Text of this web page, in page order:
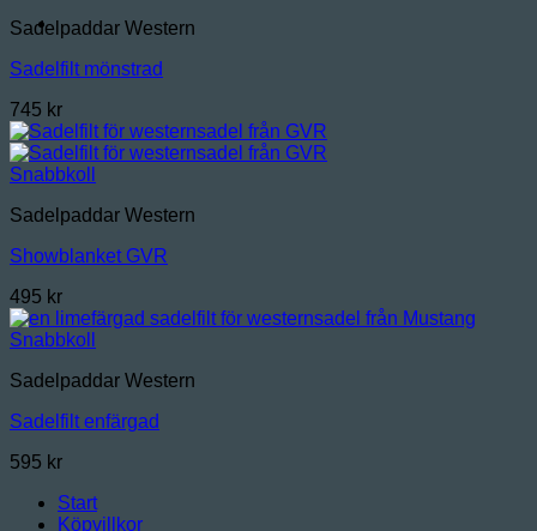
Sadelpaddar Western
Sadelfilt mönstrad
745 kr
Snabbkoll
Sadelpaddar Western
Showblanket GVR
495 kr
Snabbkoll
Sadelpaddar Western
Sadelfilt enfärgad
595 kr
Start
Köpvillkor